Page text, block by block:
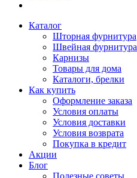
Каталог
Шторная фурнитура
Швейная фурнитура
Карнизы
Товары для дома
Каталоги, брелки
Как купить
Оформление заказа
Условия оплаты
Условия доставки
Условия возврата
Покупка в кредит
Акции
Блог
Полезные советы